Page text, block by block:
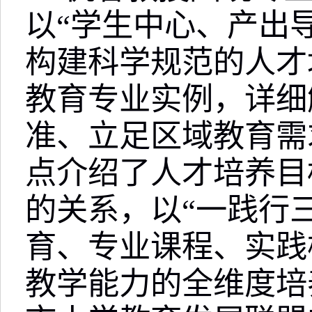
以“学生中心、产出
构建科学规范的人
教育专业实例，详
准、立足区域教育
点介绍了人才培养
的关系，以“一践行
育、专业课程、实
教学能力的全维度